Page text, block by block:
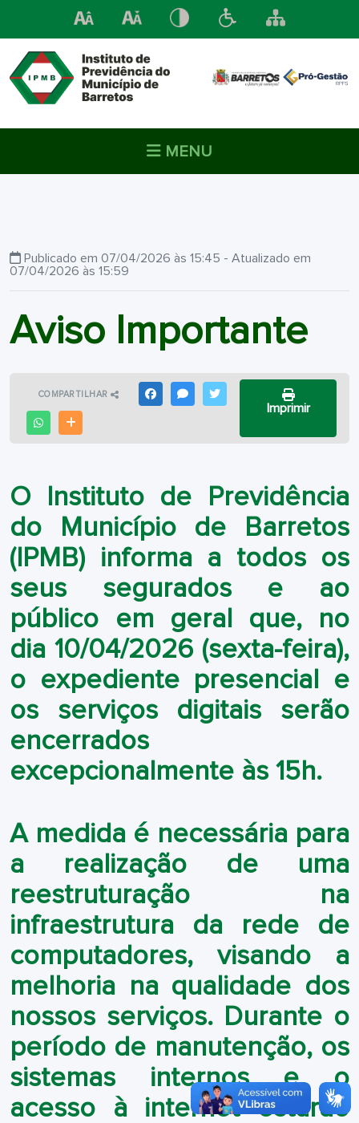
MENU
Publicado em 07/04/2026 às 15:45 - Atualizado em
07/04/2026 às 15:59
Aviso Importante
COMPARTILHAR FACEBOOKMESSENGER
WHATSAPP
Imprimir
O
Instituto de Previdência
do Município de Barretos
(IPMB) informa a todos os
seus segurados e ao
público em geral que, no
dia 10/04/2026 (sexta-feira),
o expediente presencial e
os serviços digitais serão
encerrados
excepcionalmente às 15h.
A medida é necessária para
a realização de uma
reestruturação na
infraestrutura da rede de
computadores, visando a
melhoria na qualidade dos
nossos serviços. Durante o
período de manutenção, os
sistemas internos e o
acesso à internet estarão